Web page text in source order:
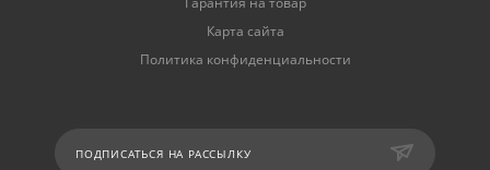
Карта сайта
Политика конфиденциальности
ПОДПИСАТЬСЯ НА РАССЫЛКУ